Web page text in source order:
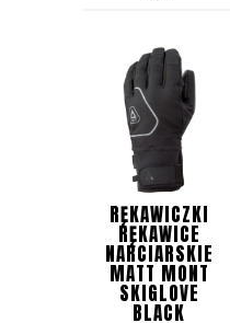
RĘKAWICZKI
RĘKAWICE
NARCIARSKIE
MATT MONT
SKIGLOVE
BLACK